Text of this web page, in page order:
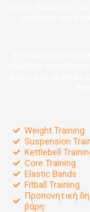
Weight Training
Suspension
Kettlebell
Core Training
Elastic Bands
Fitball Training
Προπονητική
βάρη: